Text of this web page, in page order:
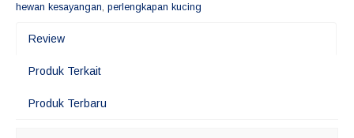
hewan kesayangan, perlengkapan kucing
Review
Produk Terkait
Produk Terbaru